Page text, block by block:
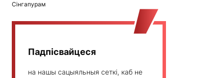
Сінгапурам
Падпісвайцеся
на нашы сацыяльныя сеткі, каб не